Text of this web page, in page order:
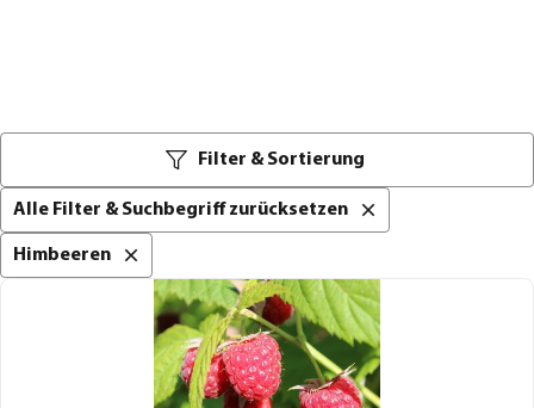
Filter & Sortierung
Alle Filter & Suchbegriff zurücksetzen
Himbeeren